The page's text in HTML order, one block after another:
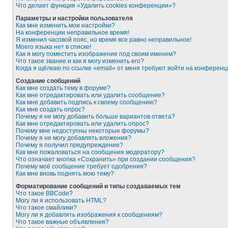
Что делает функция «Удалить cookies конференции»?
Параметры и настройки пользователя
Как мне изменить мои настройки?
На конференции неправильное время!
Я изменил часовой пояс, но время все равно неправильное!
Моего языка нет в списке!
Как я могу поместить изображение под своим именем?
Что такое звание и как я могу изменить его?
Когда я щёлкаю по ссылке «email» от меня требуют войти на
Создание сообщений
Как мне создать тему в форуме?
Как мне отредактировать или удалить сообщение?
Как мне добавить подпись к своему сообщению?
Как мне создать опрос?
Почему я не могу добавить больше вариантов ответа?
Как мне отредактировать или удалить опрос?
Почему мне недоступны некоторые форумы?
Почему я не могу добавлять вложения?
Почему я получил предупреждение?
Как мне пожаловаться на сообщения модератору?
Что означает кнопка «Сохранить» при создании сообщения?
Почему моё сообщение требует одобрения?
Как мне вновь поднять мою тему?
Форматирование сообщений и типы создаваемых тем
Что такое BBCode?
Могу ли я использовать HTML?
Что такое смайлики?
Могу ли я добавлять изображения к сообщениям?
Что такое важные объявления?